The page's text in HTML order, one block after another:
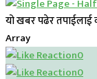
यो खबर पढेर तपाईलाई
Array
0
0